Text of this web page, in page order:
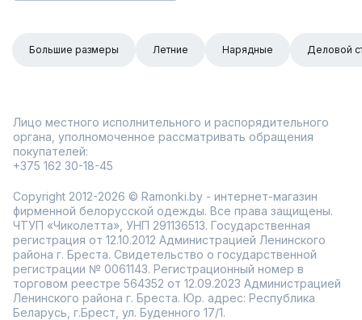
Большие размеры Летние Нарядные Деловой
Лицо местного исполнительного и распорядительного
органа, уполномоченное рассматривать обращения
покупателей:
+375 162 30-18-45
Copyright 2012-2026 © Ramonki.by - интернет-магазин
фирменной белорусской одежды. Все права защищены.
ЧТУП «Чиколетта», УНП 291136513. Государственная
регистрация от 12.10.2012 Администрацией Ленинского
района г. Бреста. Свидетельство о государственной
регистрации № 0061143. Регистрационный номер в
торговом реестре 564352 от 12.09.2023 Администрацией
Ленинского района г. Бреста. Юр. адрес: Республика
Беларусь, г.Брест, ул. Буденного 17/1.